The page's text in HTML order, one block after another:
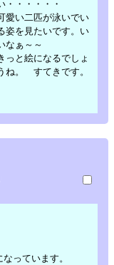
・・・・・・
愛い二匹が泳いでい
姿を見たいです。い
なぁ～～
っと絵になるでしょ
ね。 すてきです。
っています。